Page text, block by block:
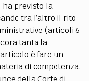
ha previsto la
tra l’altro il rito
(articoli 6
tanta la
è fare un
di competenza,
della Corte di